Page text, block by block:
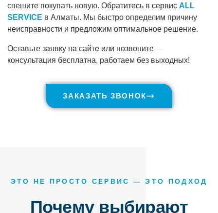
спешите покупать новую. Обратитесь в сервис ALL
SERVICE в Алматы. Мы быстро определим причину
неисправности и предложим оптимальное решение.
Оставьте заявку на сайте или позвоните —
консультация бесплатна, работаем без выходных!
ЗАКАЗАТЬ ЗВОНОК
ЭТО НЕ ПРОСТО СЕРВИС — ЭТО ПОДХОД
Почему выбирают